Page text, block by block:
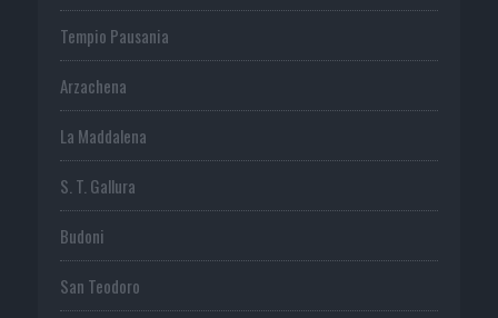
Tempio Pausania
Arzachena
La Maddalena
S. T. Gallura
Budoni
San Teodoro